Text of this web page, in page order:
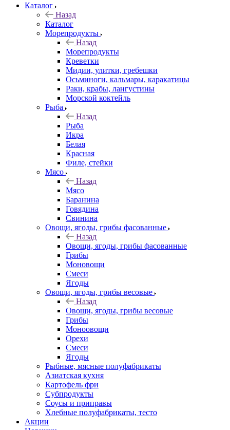
Каталог
Назад
Каталог
Морепродукты
Назад
Морепродукты
Креветки
Мидии, улитки, гребешки
Осьминоги, кальмары, каракатицы
Раки, крабы, лангустины
Морской коктейль
Рыба
Назад
Рыба
Икра
Белая
Красная
Филе, стейки
Мясо
Назад
Мясо
Баранина
Говядина
Свинина
Овощи, ягоды, грибы фасованные
Назад
Овощи, ягоды, грибы фасованные
Грибы
Моновощи
Смеси
Ягоды
Овощи, ягоды, грибы весовые
Назад
Овощи, ягоды, грибы весовые
Грибы
Моноовощи
Орехи
Смеси
Ягоды
Рыбные, мясные полуфабрикаты
Азиатская кухня
Картофель фри
Субпродукты
Соусы и приправы
Хлебные полуфабрикаты, тесто
Акции